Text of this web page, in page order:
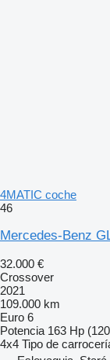
4MATIC coche
46
Mercedes-Benz
32.000 €
Crossover
2021
109.000 km
Euro 6
Potencia 163 Hp
4x4 Tipo de